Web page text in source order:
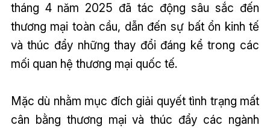
tháng 4 năm 2025 đã tác động sâu sắc đến
thương mại toàn cầu, dẫn đến sự bất ổn kinh tế
và thúc đẩy những thay đổi đáng kể trong các
mối quan hệ thương mại quốc tế.
Mặc dù nhằm mục đích giải quyết tình trạng mất
cân bằng thương mại và thúc đẩy các ngành